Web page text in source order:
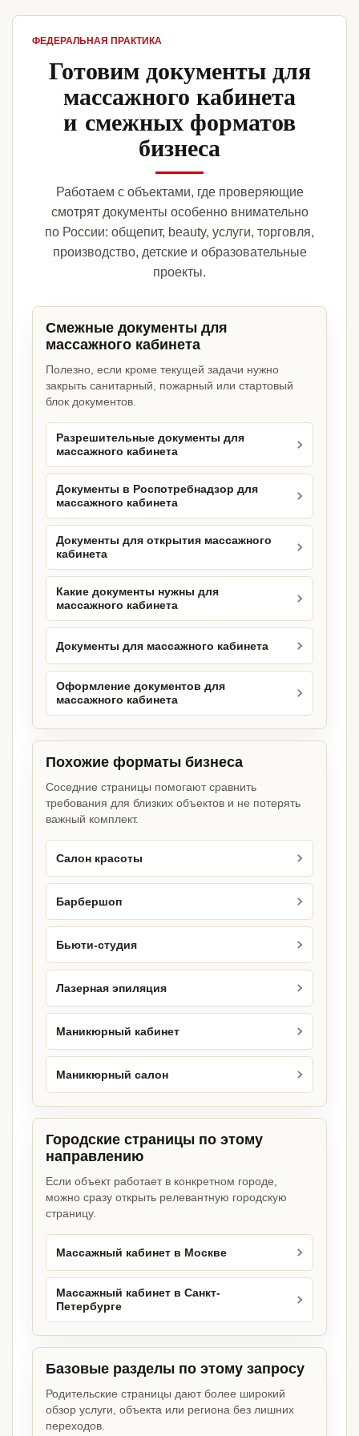
ФЕДЕРАЛЬНАЯ ПРАКТИКА
Готовим документы для
массажного кабинета
и смежных форматов
бизнеса
Работаем с объектами, где проверяющие
смотрят документы особенно внимательно
по России: общепит, beauty, услуги, торговля,
производство, детские и образовательные
проекты.
Смежные документы для
массажного кабинета
Полезно, если кроме текущей задачи нужно
закрыть санитарный, пожарный или стартовый
блок документов.
Разрешительные документы для
массажного кабинета
Документы в Роспотребнадзор для
массажного кабинета
Документы для открытия массажного
кабинета
Какие документы нужны для
массажного кабинета
Документы для массажного кабинета
Оформление документов для
массажного кабинета
Похожие форматы бизнеса
Соседние страницы помогают сравнить
требования для близких объектов и не потерять
важный комплект.
Салон красоты
Барбершоп
Бьюти-студия
Лазерная эпиляция
Маникюрный кабинет
Маникюрный салон
Городские страницы по этому
направлению
Если объект работает в конкретном городе,
можно сразу открыть релевантную городскую
страницу.
Массажный кабинет в Москве
Массажный кабинет в Санкт-
Петербурге
Базовые разделы по этому запросу
Родительские страницы дают более широкий
обзор услуги, объекта или региона без лишних
переходов.